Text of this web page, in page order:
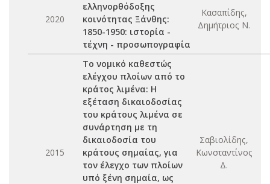
2020
ελληνορθόδοξης
κοινότητας Ξάνθης:
1850-1950: ιστορία -
τέχνη - προσωπογραφία
Κασαπίδης,
Δημήτριος Ν.
2015
Το νομικό καθεστώς
ελέγχου πλοίων από το
κράτος λιμένα: Η
εξέταση δικαιοδοσίας
του κράτους λιμένα σε
συνάρτηση με τη
δικαιοδοσία του
κράτους σημαίας, για
τον έλεγχο των πλοίων
υπό ξένη σημαία, ως
Σαβιολίδης,
Κωνσταντίνος
Δ.